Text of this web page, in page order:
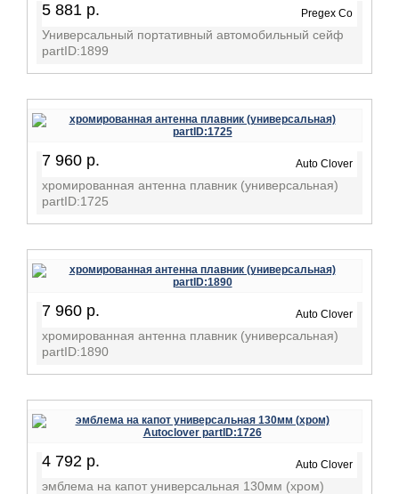
5 881 р. Pregex Co
Универсальный портативный автомобильный сейф
partID:1899
7 960 р. Auto Clover
хромированная антенна плавник (универсальная)
partID:1725
7 960 р. Auto Clover
хромированная антенна плавник (универсальная)
partID:1890
4 792 р. Auto Clover
эмблема на капот универсальная 130мм (хром)